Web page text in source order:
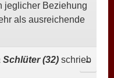
jeglicher Beziehung
als ausreichende
Schlüter (32) schrieb
...DIESE